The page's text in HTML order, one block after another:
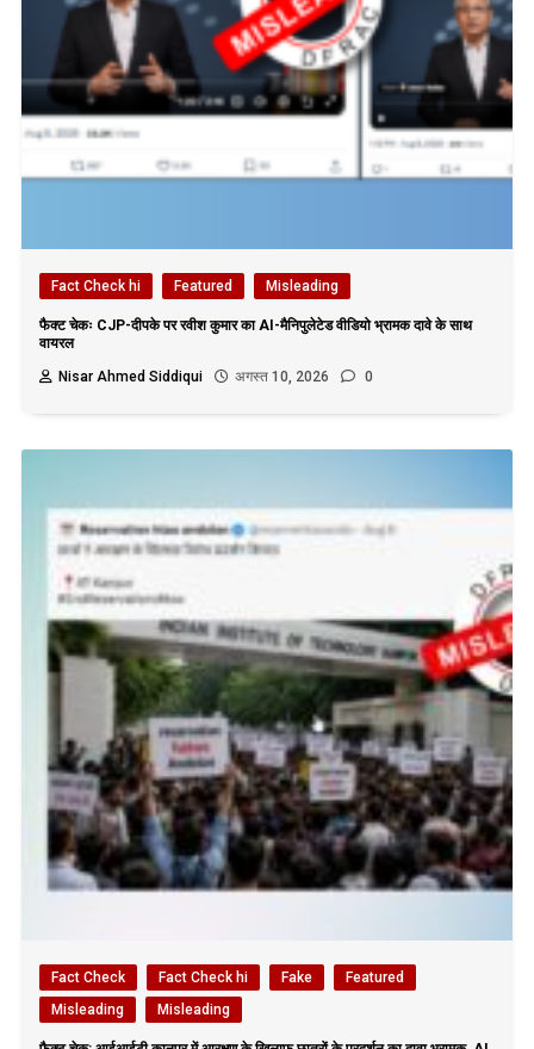
Fact Check hi Featured Misleading
फैक्ट चेकः CJP-दीपके पर रवीश कुमार का AI-मैनिपुलेटेड वीडियो भ्रामक दावे के साथ
वायरल
Nisar Ahmed Siddiqui
अगस्त 10, 2026 0
Fact Check Fact Check hi Fake
Featured
Misleading
Misleading